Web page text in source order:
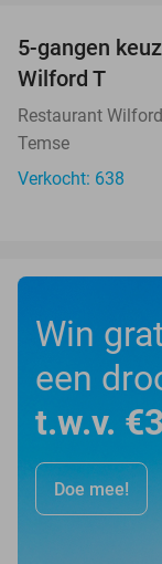
5-gangen
Wilford T
Restaurant
Temse
Verkocht: 638
Win
een
t.w.v.
Doe mee!